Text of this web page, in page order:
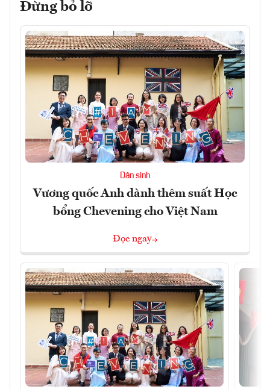
Đừng bỏ lỡ
Dân sinh
Vương quốc Anh dành thêm suất Học
bổng Chevening cho Việt Nam
Đọc ngay